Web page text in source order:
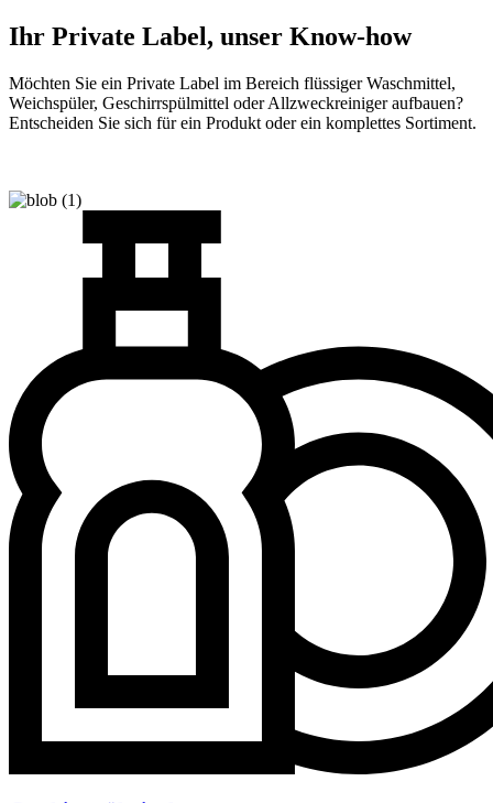
Ihr Private Label, unser Know-how
Möchten Sie ein Private Label im Bereich flüssiger Waschmittel,
Weichspüler, Geschirrspülmittel oder Allzweckreiniger aufbauen?
Entscheiden Sie sich für ein Produkt oder ein komplettes Sortiment.